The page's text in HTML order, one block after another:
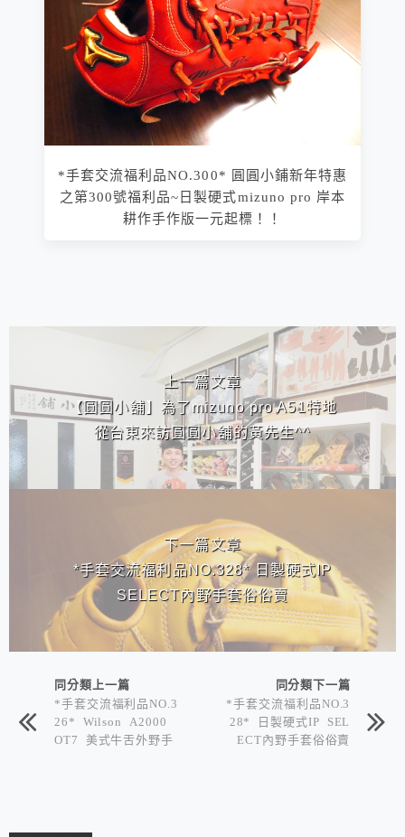
*手套交流福利品NO.300* 圓圓小鋪新年特惠
之第300號福利品~日製硬式mizuno pro 岸本
耕作手作版一元起標！！
上一篇文章
【圓圓小舖】為了mizuno pro A51特地
從台東來訪圓圓小舖的黃先生^^
下一篇文章
*手套交流福利品NO.328* 日製硬式IP
SELECT內野手套俗俗賣
同分類上一篇
*手套交流福利品NO.3
26* Wilson A2000
OT7 美式牛舌外野手
同分類下一篇
*手套交流福利品NO.3
28* 日製硬式IP SEL
ECT內野手套俗俗賣